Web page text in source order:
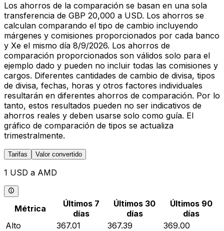
Los ahorros de la comparación se basan en una sola
transferencia de GBP 20,000 a USD. Los ahorros se
calculan comparando el tipo de cambio incluyendo
márgenes y comisiones proporcionados por cada banco
y Xe el mismo día 8/9/2026. Los ahorros de
comparación proporcionados son válidos solo para el
ejemplo dado y pueden no incluir todas las comisiones y
cargos. Diferentes cantidades de cambio de divisa, tipos
de divisa, fechas, horas y otros factores individuales
resultarán en diferentes ahorros de comparación. Por lo
tanto, estos resultados pueden no ser indicativos de
ahorros reales y deben usarse solo como guía. El
gráfico de comparación de tipos se actualiza
trimestralmente.
Tarifas Valor convertido
1 USD a AMD
Métrica
Últimos 7
días
Últimos 30
días
Últimos 90
días
Alto
367.01 367.39
369.00